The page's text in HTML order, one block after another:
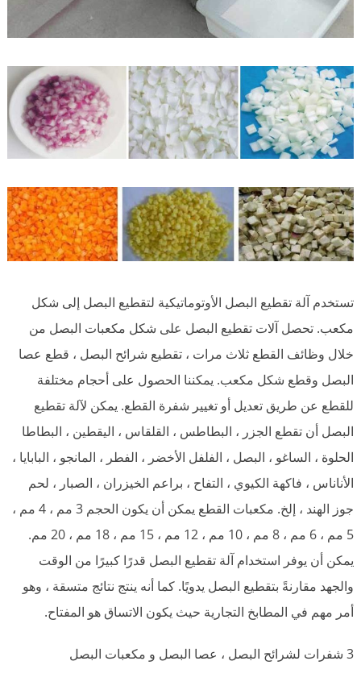
تستخدم آلة تقطيع البصل الأوتوماتيكية لتقطيع البصل إلى شكل
مكعب. تحصل آلات تقطيع البصل على شكل مكعبات البصل من
خلال وظائف القطع ثلاث مرات ، تقطيع شرائح البصل ، قطع عصا
البصل وقطع شكل مكعب. يمكننا الحصول على أحجام مختلفة
للقطع عن طريق تعديل أو تغيير شفرة القطع. يمكن لآلة تقطيع
البصل أن تقطع الجزر ، البطاطس ، القلقاس ، اليقطين ، البطاطا
الحلوة ، الساغو ، البصل ، الفلفل الأخضر ، الفطر ، المانجو ، البابايا ،
الأناناس ، فاكهة الكيوي ، التفاح ، براعم الخيزران ، الصبار ، لحم
جوز الهند ، إلخ. مكعبات القطع يمكن أن يكون الحجم 3 مم ، 4 مم ،
5 مم ، 6 مم ، 8 مم ، 10 مم ، 12 مم ، 15 مم ، 18 مم ، 20 مم.
يمكن أن يوفر استخدام آلة تقطيع البصل قدرًا كبيرًا من الوقت
والجهد مقارنةً بتقطيع البصل يدويًا. كما أنه ينتج نتائج متسقة ، وهو
أمر مهم في المطابخ التجارية حيث يكون الاتساق هو المفتاح.
3 شفرات لشرائح البصل ، عصا البصل و مكعبات البصل